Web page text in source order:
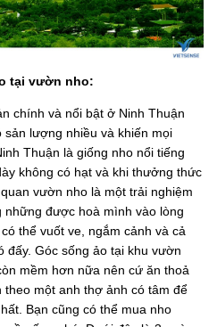
tại vườn nho:
chính và nổi bật ở Ninh Thuận
sản lượng nhiều và khiến mọi
Thuận là giống nho nổi tiếng
không có hạt và khi thưởng thức
vườn nho là một trải nghiệm
được hoà mình vào lòng
thể vuốt ve, ngắm cảnh và cả
đấy. Góc sống ảo tại khu vườn
mềm hơn nữa nên cứ ăn thoả
một anh thợ ảnh có tâm để
Bạn cũng có thể mua nho